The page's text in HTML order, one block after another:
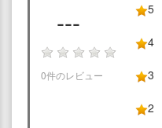
---
0件のレビュー
5
4
3
2